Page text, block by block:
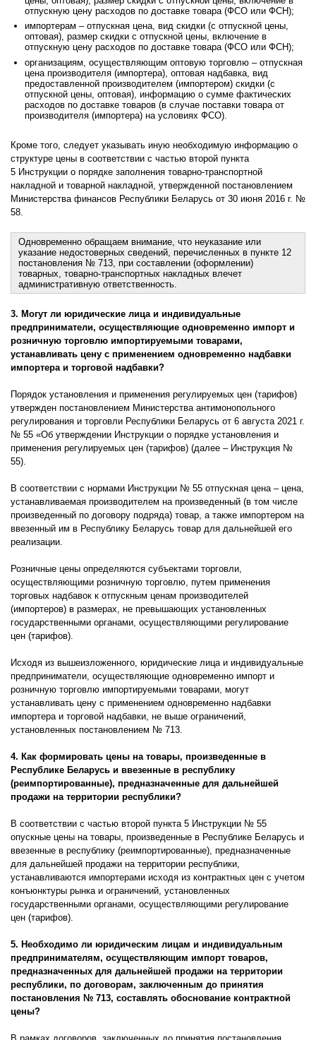
отпускную цену расходов по доставке товара (ФСО или ФСН);
импортерам – отпускная цена, вид скидки (с отпускной цены,
оптовая), размер скидки с отпускной цены, включение в
отпускную цену расходов по доставке товара (ФСО или ФСН);
организациям, осуществляющим оптовую торговлю – отпускная
цена производителя (импортера), оптовая надбавка, вид
предоставленной производителем (импортером) скидки (с
отпускной цены, оптовая), информацию о сумме фактических
расходов по доставке товаров (в случае поставки товара от
производителя (импортера) на условиях ФСО).
Кроме того, следует указывать иную необходимую информацию о
структуре цены в соответствии с частью второй пункта
5 Инструкции о порядке заполнения товарно-транспортной
накладной и товарной накладной, утвержденной постановлением
Министерства финансов Республики Беларусь от 30 июня 2016 г. №
58.
Одновременно обращаем внимание, что неуказание или
указание недостоверных сведений, перечисленных в пункте 12
постановления № 713, при составлении (оформлении)
товарных, товарно-транспортных накладных влечет
административную ответственность.
3. Могут ли юридические лица и индивидуальные
предприниматели, осуществляющие одновременно импорт и
розничную торговлю импортируемыми товарами,
устанавливать цену с применением одновременно надбавки
импортера и торговой надбавки?
Порядок установления и применения регулируемых цен (тарифов)
утвержден постановлением Министерства антимонопольного
регулирования и торговли Республики Беларусь от 6 августа 2021 г.
№ 55 «Об утверждении Инструкции о порядке установления и
применения регулируемых цен (тарифов) (далее – Инструкция №
55).
В соответствии с нормами Инструкции № 55 отпускная цена – цена,
устанавливаемая производителем на произведенный (в том числе
произведенный по договору подряда) товар, а также импортером на
ввезенный им в Республику Беларусь товар для дальнейшей его
реализации.
Розничные цены определяются субъектами торговли,
осуществляющими розничную торговлю, путем применения
торговых надбавок к отпускным ценам производителей
(импортеров) в размерах, не превышающих установленных
государственными органами, осуществляющими регулирование
цен (тарифов).
Исходя из вышеизложенного, юридические лица и индивидуальные
предприниматели, осуществляющие одновременно импорт и
розничную торговлю импортируемыми товарами, могут
устанавливать цену с применением одновременно надбавки
импортера и торговой надбавки, не выше ограничений,
установленных постановлением № 713.
4. Как формировать цены на товары, произведенные в
Республике Беларусь и ввезенные в республику
(реимпортированные), предназначенные для дальнейшей
продажи на территории республики?
В соответствии с частью второй пункта 5 Инструкции № 55
опускные цены на товары, произведенные в Республике Беларусь и
ввезенные в республику (реимпортированные), предназначенные
для дальнейшей продажи на территории республики,
устанавливаются импортерами исходя из контрактных цен с учетом
конъюнктуры рынка и ограничений, установленных
государственными органами, осуществляющими регулирование
цен (тарифов).
5. Необходимо ли юридическим лицам и индивидуальным
предпринимателям, осуществляющим импорт товаров,
предназначенных для дальнейшей продажи на территории
республики, по договорам, заключенным до принятия
постановления № 713, составлять обоснование контрактной
цены?